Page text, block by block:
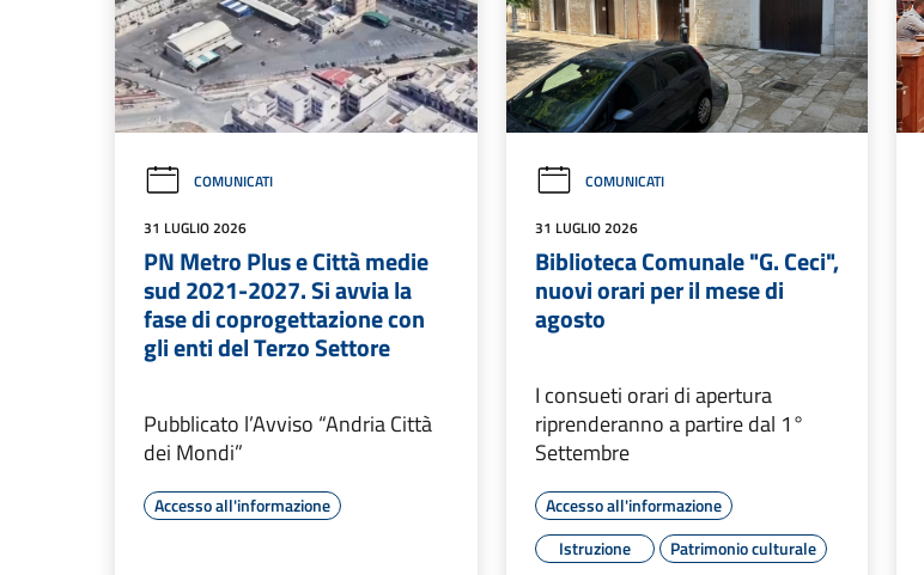
COMUNICATI
31 LUGLIO 2026
PN Metro Plus e Città medie
sud 2021-2027. Si avvia la
fase di coprogettazione con
gli enti del Terzo Settore
Pubblicato l’Avviso “Andria Città
dei Mondi”
Accesso all'informazione
COMUNICATI
31 LUGLIO 2026
Biblioteca Comunale "G. Ceci",
nuovi orari per il mese di
agosto
I consueti orari di apertura
riprenderanno a partire dal 1°
Settembre
Accesso all'informazione
Istruzione
Patrimonio culturale